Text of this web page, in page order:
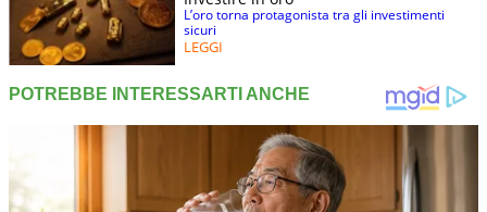
L’oro torna protagonista tra gli investimenti
sicuri
LEGGI